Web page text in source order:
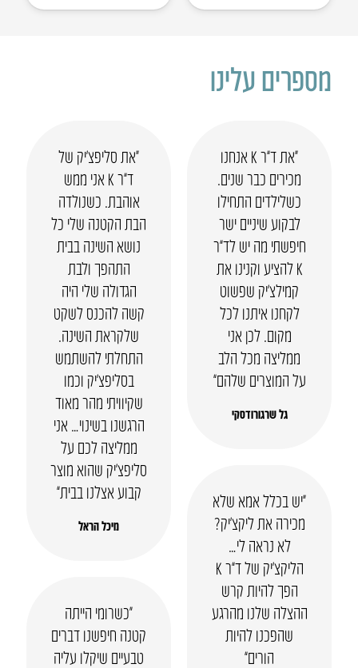
מספרים עלינו
“את ד”ר K אנחנו
מכירים כבר שנים.
כשלילדים התחילו
לבקוע שיניים ישר
חיפשתי מה יש לד”ר
K להציע וקנינו את
קמילצ’יק שפשוט
לקחנו איתנו לכל
מקום. לכן אני
ממליצה מכל הלב
על המוצרים שלהם”
גל שרגורודסקי
“את סליפצ’יק של
ד”ר K אני ממש
אוהבת. כשנולדה
הבת הקטנה שלי כל
נושא השינה בבית
התהפך ולבת
הגדולה שלי היה
קשה להכנס לשקט
שלקראת השינה.
התחלתי להשתמש
בסליפצ’יק וכמו
שקיוויתי מהר מאוד
הרגשנו בשינוי… אני
ממליצה לכם על
סליפצ’יק שהוא מוצר
קבוע אצלנו בבית”
מיכל הראל
“יש בכלל אמא שלא
מכירה את ליקצ’יק?
לא נראה לי…
הליקצ’יק של ד”ר K
הפך להיות קרש
ההצלה שלנו מהרגע
שהפכנו להיות
הורים”
“כשרומי הייתה
קטנה חיפשנו דברים
טבעיים שיקלו עליה